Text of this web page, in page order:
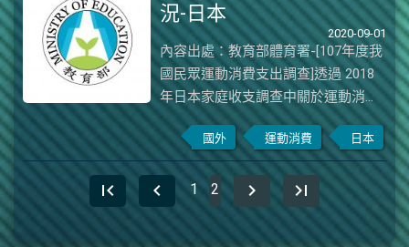
為運動與休閒車輛花費、參與俱樂部
和運動中心費用等,消費金額最低者為
維修休閒車輛與運動用品的費用
(Bureau ofLabor Statistics,2018),茲
將其資料整理如下圖:資料來源:The
U.S. Bureau of Economic Analysis。
檢索自:The U.S. Bureau of Economic
Analysis圖 2005 年-2017 年美國消費
者個人運動消費支出
況-日本
2020-09-01
內容出處：教育部體育署-[107年度我
國民眾運動消費支出調查]透過 2018
年日本家庭收支調查中關於運動消費
之相關統計資 料顯示，「運動用
品」、「運動課程」及「高爾夫球場
入場費及練習 費」是近年來日本家戶
花費在運動消費相關類別金額較高的
項目。 整體而言，2018 年日本家庭
在運動消費上花費的花費在各類別都
國外 運動消費 日本
first_page chevron_left 1 2 chevron_right last_page